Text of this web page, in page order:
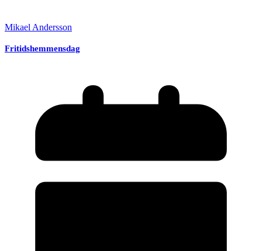
Mikael Andersson
Fritidshemmensdag